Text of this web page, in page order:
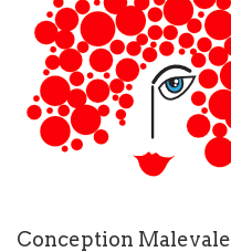
Conception Malevale